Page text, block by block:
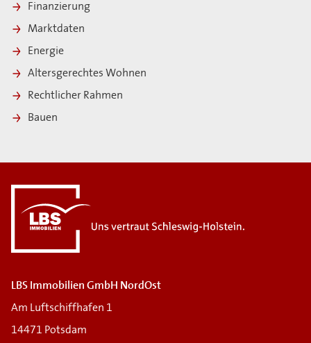
Finanzierung
Marktdaten
Energie
Altersgerechtes Wohnen
Rechtlicher Rahmen
Bauen
LBS Immobilien GmbH NordOst
Am Luftschiffhafen 1
14471 Potsdam